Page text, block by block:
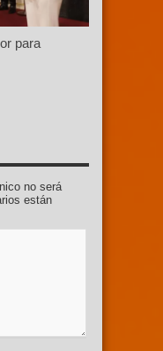
para
no será
están